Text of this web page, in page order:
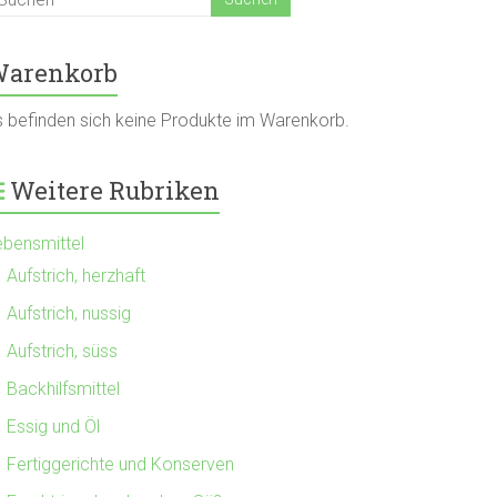
befinden sich keine Produkte im Warenkorb.
Weitere Rubriken
Aufstrich, herzhaft
Aufstrich, nussig
Aufstrich, süss
Backhilfsmittel
Essig und Öl
Fertiggerichte und Konserven